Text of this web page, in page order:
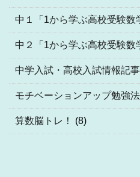
中１「1から学ぶ高校受験数
中２「1から学ぶ高校受験数
中学入試・高校入試情報記事
モチベーションアップ勉強法
算数脳トレ！ (8)